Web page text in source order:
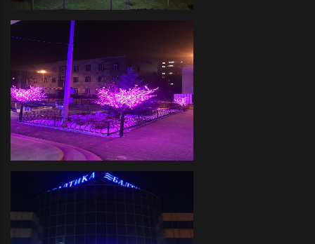
Футбольный клуб -декоративное
оформление светодиодной
иллюминацией прилегающей
территории
ДЮСШ "ОЛИМПИЯ" -
Декоративное оформление
прилегающей территории